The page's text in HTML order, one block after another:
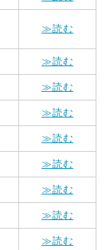
≫読む
≫読む
≫読む
≫読む
≫読む
≫読む
≫読む
≫読む
≫読む